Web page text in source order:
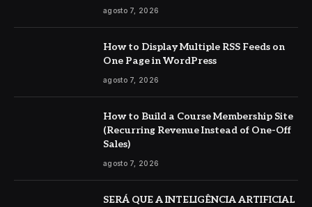
agosto 7, 2026
How to Display Multiple RSS Feeds on
One Page in WordPress
agosto 7, 2026
How to Build a Course Membership Site
(Recurring Revenue Instead of One-Off
Sales)
agosto 7, 2026
SERÁ QUE A INTELIGÊNCIA ARTIFICIAL